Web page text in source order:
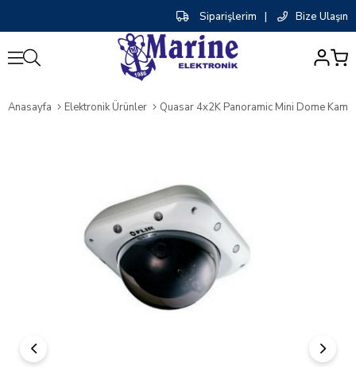
Siparişlerim | Bize Ulaşın
Anasayfa Elektronik Ürünler Quasar 4x2K Panoramic Mini Dome